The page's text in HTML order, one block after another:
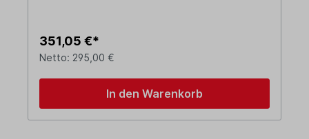
351,05 €*
Netto: 295,00 €
In den Warenkorb